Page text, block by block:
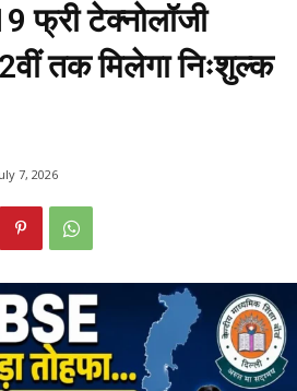
फ्री टेक्नोलॉजी
तक मिलेगा निःशुल्क
7, 2026